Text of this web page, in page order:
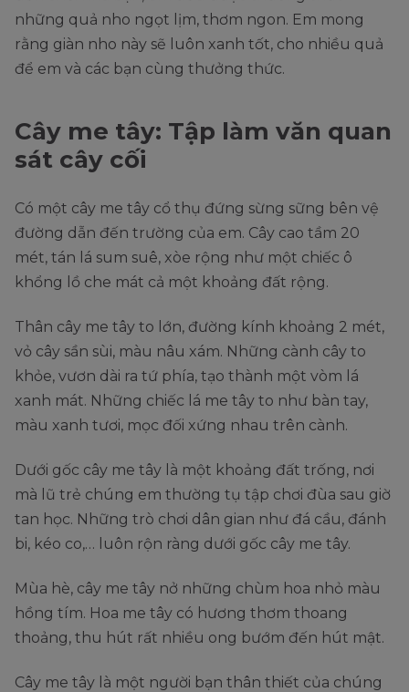
những quả nho ngọt lịm, thơm ngon. Em mong
rằng giàn nho này sẽ luôn xanh tốt, cho nhiều quả
để em và các bạn cùng thưởng thức.
Cây me tây: Tập làm văn quan
sát cây cối
Có một cây me tây cổ thụ đứng sừng sững bên vệ
đường dẫn đến trường của em. Cây cao tầm 20
mét, tán lá sum suê, xòe rộng như một chiếc ô
khổng lồ che mát cả một khoảng đất rộng.
Thân cây me tây to lớn, đường kính khoảng 2 mét,
vỏ cây sần sùi, màu nâu xám. Những cành cây to
khỏe, vươn dài ra tứ phía, tạo thành một vòm lá
xanh mát. Những chiếc lá me tây to như bàn tay,
màu xanh tươi, mọc đối xứng nhau trên cành.
Dưới gốc cây me tây là một khoảng đất trống, nơi
mà lũ trẻ chúng em thường tụ tập chơi đùa sau giờ
tan học. Những trò chơi dân gian như đá cầu, đánh
bi, kéo co,… luôn rộn ràng dưới gốc cây me tây.
Mùa hè, cây me tây nở những chùm hoa nhỏ màu
hồng tím. Hoa me tây có hương thơm thoang
thoảng, thu hút rất nhiều ong bướm đến hút mật.
Cây me tây là một người bạn thân thiết của chúng